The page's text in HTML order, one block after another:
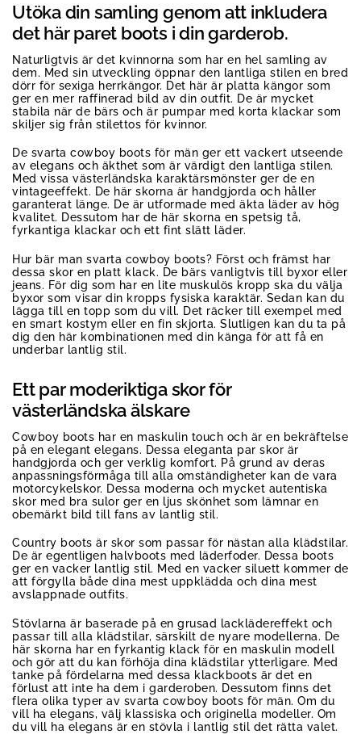
Utöka din samling genom att inkludera
det här paret boots i din garderob.
Naturligtvis är det kvinnorna som har en hel samling av
dem. Med sin utveckling öppnar den lantliga stilen en bred
dörr för sexiga herrkängor. Det här är platta kängor som
ger en mer raffinerad bild av din outfit. De är mycket
stabila när de bärs och är pumpar med korta klackar som
skiljer sig från stilettos för kvinnor.
De svarta cowboy boots för män ger ett vackert utseende
av elegans och äkthet som är värdigt den lantliga stilen.
Med vissa västerländska karaktärsmönster ger de en
vintageeffekt. De här skorna är handgjorda och håller
garanterat länge. De är utformade med äkta läder av hög
kvalitet. Dessutom har de här skorna en spetsig tå,
fyrkantiga klackar och ett fint slätt läder.
Hur bär man svarta cowboy boots? Först och främst har
dessa skor en platt klack. De bärs vanligtvis till byxor eller
jeans. För dig som har en lite muskulös kropp ska du välja
byxor som visar din kropps fysiska karaktär. Sedan kan du
lägga till en topp som du vill. Det räcker till exempel med
en smart kostym eller en fin skjorta. Slutligen kan du ta på
dig den här kombinationen med din känga för att få en
underbar lantlig stil.
Ett par moderiktiga skor för
västerländska älskare
Cowboy boots har en maskulin touch och är en bekräftelse
på en elegant elegans. Dessa eleganta par skor är
handgjorda och ger verklig komfort. På grund av deras
anpassningsförmåga till alla omständigheter kan de vara
motorcykelskor. Dessa moderna och mycket autentiska
skor med bra sulor ger en ljus skönhet som lämnar en
obemärkt bild till fans av lantlig stil.
Country boots är skor som passar för nästan alla klädstilar.
De är egentligen halvboots med läderfoder. Dessa boots
ger en vacker lantlig stil. Med en vacker siluett kommer de
att förgylla både dina mest uppklädda och dina mest
avslappnade outfits.
Stövlarna är baserade på en grusad lacklädereffekt och
passar till alla klädstilar, särskilt de nyare modellerna. De
här skorna har en fyrkantig klack för en maskulin modell
och gör att du kan förhöja dina klädstilar ytterligare. Med
tanke på fördelarna med dessa klackboots är det en
förlust att inte ha dem i garderoben. Dessutom finns det
flera olika typer av svarta cowboy boots för män. Om du
vill ha elegans, välj klassiska och originella modeller. Om
du vill ha elegans är en stövla i lantlig stil det rätta valet.